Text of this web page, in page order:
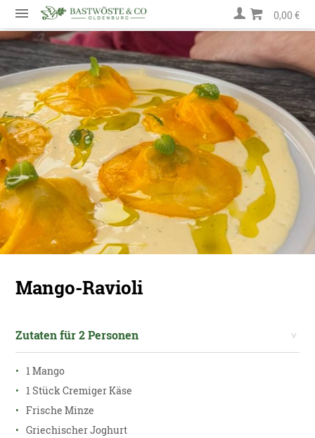
0,00 €
Mango-Ravioli
Zutaten für 2 Personen
1 Mango
1 Stück Cremiger Käse
Frische Minze
Griechischer Joghurt